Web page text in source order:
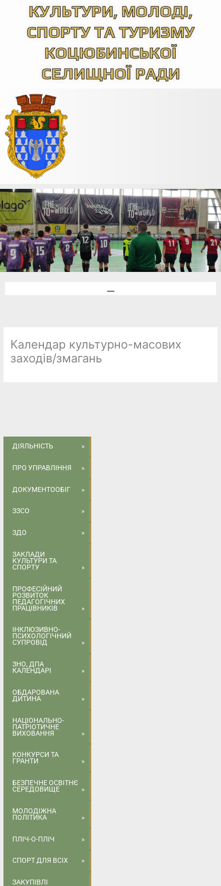
КУЛЬТУРИ, МОЛОДІ,
СПОРТУ ТА ТУРИЗМУ
КОЦЮБИНСЬКОЇ
СЕЛИЩНОЇ РАДИ
ДІЯЛЬНІСТЬ
ПРО УПРАВЛІННЯ
ДОКУМЕНТООБІГ
ЗЗСО
ЗДО
ЗАКЛАДИ
КУЛЬТУРИ ТА
СПОРТУ
ПРОФЕСІЙНИЙ
РОЗВИТОК
ПЕДАГОГІЧНИХ
ПРАЦІВНИКІВ
ІНКЛЮЗИВНО-
ПСИХОЛОГІЧНИЙ
СУПРОВІД
ЗНО, ДПА
КАЛЕНДАРІ
ОБДАРОВАНА
ДИТИНА
НАЦІОНАЛЬНО-
ПАТРІОТИЧНЕ
ВИХОВАННЯ
КОНКУРСИ ТА
ГРАНТИ
БЕЗПЕЧНЕ ОСВІТНЄ
СЕРЕДОВИЩЕ
МОЛОДІЖНА
ПОЛІТИКА
ПЛІЧ-О-ПЛІЧ
СПОРТ ДЛЯ ВСІХ
ЗАКУПІВЛІ
Календар культурно-масових
заходів/змагань